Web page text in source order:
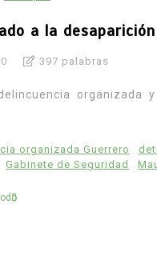
a la
0 397 palabras
organizada
organizada Guerrero
Gabinete de Seguridad